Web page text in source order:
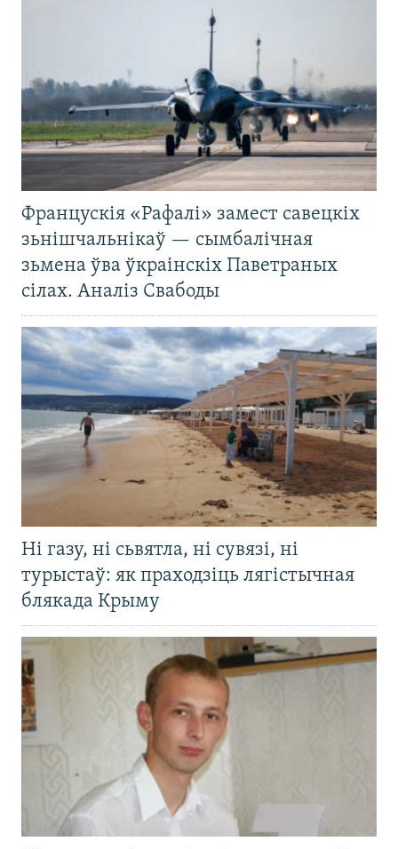
Францускія «Рафалі» замест савецкіх
зьнішчальнікаў — сымбалічная
зьмена ўва ўкраінскіх Паветраных
сілах. Аналіз Свабоды
Ні газу, ні сьвятла, ні сувязі, ні
турыстаў: як праходзіць лягістычная
блякада Крыму